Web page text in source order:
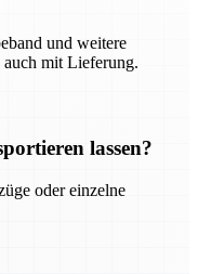
und weitere
mit Lieferung.
lassen?
oder einzelne